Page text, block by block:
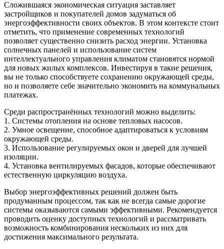
Сложившаяся экономическая ситуация заставляет
застройщиков и покупателей домов задуматься об
энергоэффективности своих объектов. В этом контексте стоит
отметить, что применение современных технологий
позволяет существенно снизить расход энергии. Установка
солнечных панелей и использование систем
интеллектуального управления климатом становятся нормой
для новых жилых комплексов. Инвестируя в такие решения,
вы не только способствуете сохранению окружающей среды,
но и позволяете себе значительно экономить на коммунальных
платежах.
Среди распространённых технологий можно выделить:
1. Системы отопления на основе тепловых насосов.
2. Умное освещение, способное адаптироваться к условиям
окружающей среды.
3. Использование регулируемых окон и дверей для лучшей
изоляции.
4. Установка вентилируемых фасадов, которые обеспечивают
естественную циркуляцию воздуха.
Выбор энергоэффективных решений должен быть
продуманным процессом, так как не всегда самые дорогие
системы оказываются самыми эффективными. Рекомендуется
проводить оценку доступных технологий и рассматривать
возможность комбинирования нескольких из них для
достижения максимального результата.